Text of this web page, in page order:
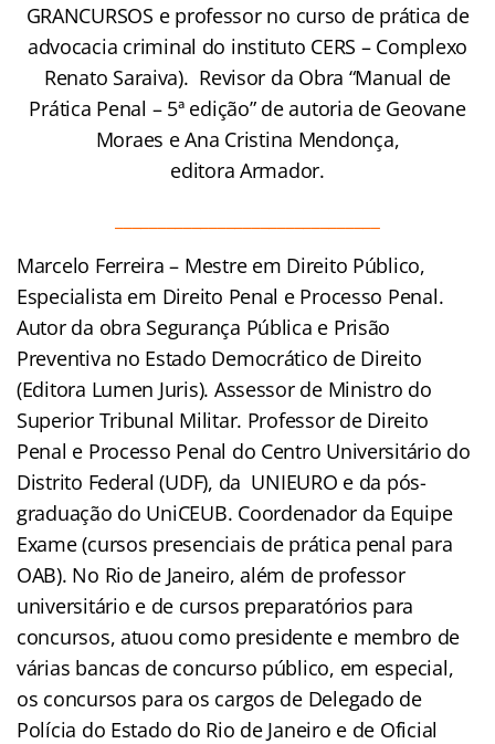
GRANCURSOS e professor no curso de prática de
advocacia criminal do instituto CERS – Complexo
Renato Saraiva). Revisor da Obra “Manual de
Prática Penal – 5ª edição” de autoria de Geovane
Moraes e Ana Cristina Mendonça,
editora Armador.
Marcelo Ferreira – Mestre em Direito Público,
Especialista em Direito Penal e Processo Penal.
Autor da obra Segurança Pública e Prisão
Preventiva no Estado Democrático de Direito
(Editora Lumen Juris). Assessor de Ministro do
Superior Tribunal Militar. Professor de Direito
Penal e Processo Penal do Centro Universitário do
Distrito Federal (UDF), da UNIEURO e da pós-
graduação do UniCEUB. Coordenador da Equipe
Exame (cursos presenciais de prática penal para
OAB). No Rio de Janeiro, além de professor
universitário e de cursos preparatórios para
concursos, atuou como presidente e membro de
várias bancas de concurso público, em especial,
os concursos para os cargos de Delegado de
Polícia do Estado do Rio de Janeiro e de Oficial